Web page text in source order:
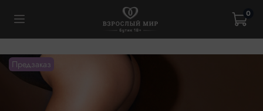
0
Предзаказ